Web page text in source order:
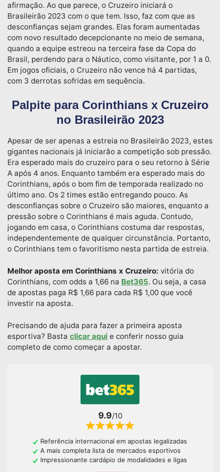
afirmação. Ao que parece, o Cruzeiro iniciará o
Brasileirão 2023 com o que tem. Isso, faz com que as
desconfianças sejam grandes. Elas foram aumentadas
com novo resultado decepcionante no meio de semana,
quando a equipe estreou na terceira fase da Copa do
Brasil, perdendo para o Náutico, como visitante, por 1 a 0.
Em jogos oficiais, o Cruzeiro não vence há 4 partidas,
com 3 derrotas sofridas em sequência.
Palpite para Corinthians x Cruzeiro
no Brasileirão 2023
Apesar de ser apenas a estreia no Brasileirão 2023, estes
gigantes nacionais já iniciarão a competição sob pressão.
Era esperado mais do cruzeiro para o seu retorno à Série
A após 4 anos. Enquanto também era esperado mais do
Corinthians, após o bom fim de temporada realizado no
último ano. Os 2 times estão entregando pouco. As
desconfianças sobre o Cruzeiro são maiores, enquanto a
pressão sobre o Corinthians é mais aguda. Contudo,
jogando em casa, o Corinthians costuma dar respostas,
independentemente de qualquer circunstância. Portanto,
o Corinthians tem o favoritismo nesta partida de estreia.
Melhor aposta em Corinthians x Cruzeiro: vitória do
Corinthians, com odds a 1,66 na Bet365. Ou seja, a casa
de apostas paga R$ 1,66 para cada R$ 1,00 que você
investir na aposta.
Precisando de ajuda para fazer a primeira aposta
esportiva? Basta clicar aqui e conferir nosso guia
completo de como começar a apostar.
9.9/10
Referência internacional em apostas legalizadas
A mais completa lista de mercados esportivos
Impressionante cardápio de modalidades e ligas